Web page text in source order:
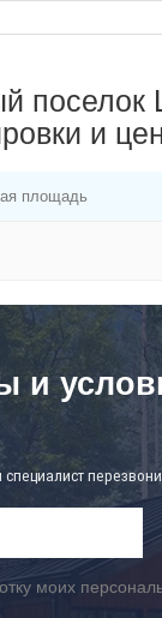
и
площадь
и
моих